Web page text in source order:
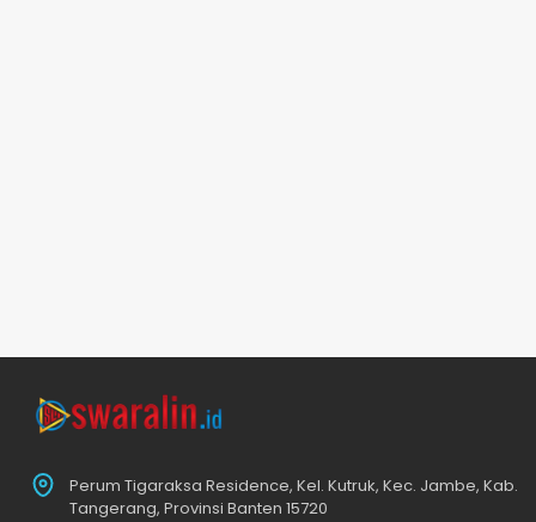
Perum Tigaraksa Residence, Kel. Kutruk, Kec. Jambe, Kab.
Tangerang, Provinsi Banten 15720